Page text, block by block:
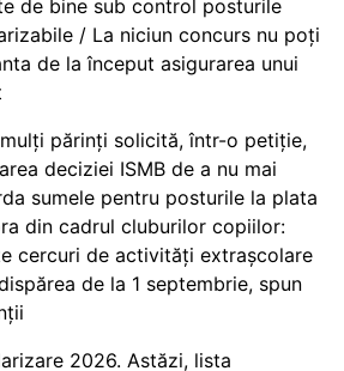
de bine sub control posturile
/ La niciun concurs nu poți
de la început asigurarea unui
părinți solicită, într-o petiție,
deciziei ISMB de a nu mai
sumele pentru posturile la plata
din cadrul cluburilor copiilor:
cercuri de activități extrașcolare
de la 1 septembrie, spun
2026. Astăzi, lista